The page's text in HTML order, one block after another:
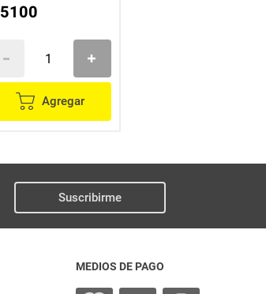
5100
Agregar
Suscribirme
MEDIOS DE PAGO